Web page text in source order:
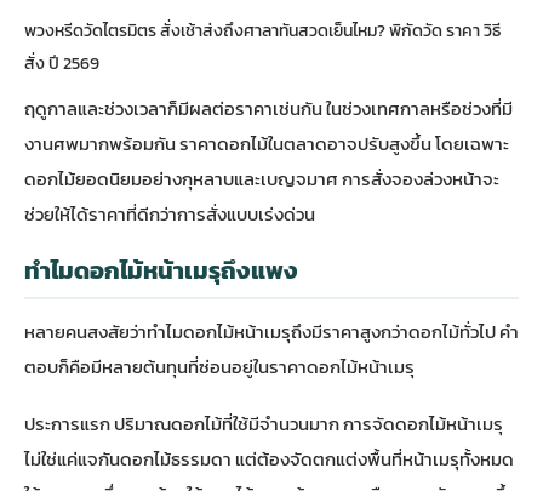
พวงหรีดวัดไตรมิตร สั่งเช้าส่งถึงศาลาทันสวดเย็นไหม? พิกัดวัด ราคา วิธี
สั่ง ปี 2569
ฤดูกาลและช่วงเวลาก็มีผลต่อราคาเช่นกัน ในช่วงเทศกาลหรือช่วงที่มี
งานศพมากพร้อมกัน ราคาดอกไม้ในตลาดอาจปรับสูงขึ้น โดยเฉพาะ
ดอกไม้ยอดนิยมอย่างกุหลาบและเบญจมาศ การสั่งจองล่วงหน้าจะ
ช่วยให้ได้ราคาที่ดีกว่าการสั่งแบบเร่งด่วน
ทำไมดอกไม้หน้าเมรุถึงแพง
หลายคนสงสัยว่าทำไมดอกไม้หน้าเมรุถึงมีราคาสูงกว่าดอกไม้ทั่วไป คำ
ตอบก็คือมีหลายต้นทุนที่ซ่อนอยู่ในราคาดอกไม้หน้าเมรุ
ประการแรก ปริมาณดอกไม้ที่ใช้มีจำนวนมาก การจัดดอกไม้หน้าเมรุ
ไม่ใช่แค่แจกันดอกไม้ธรรมดา แต่ต้องจัดตกแต่งพื้นที่หน้าเมรุทั้งหมด